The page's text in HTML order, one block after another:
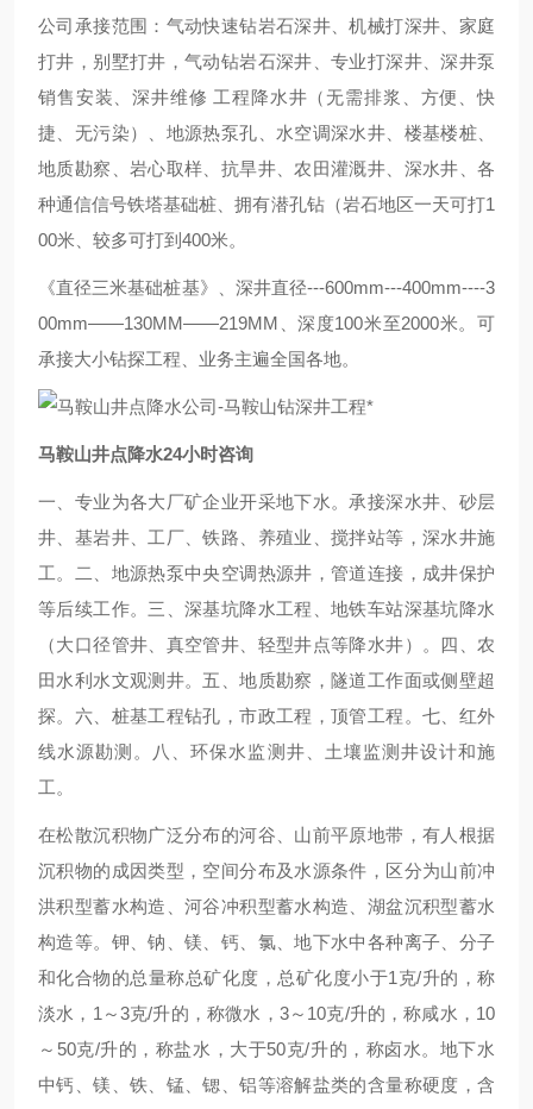
公司承接范围：气动快速钻岩石深井、机械打深井、家庭
打井，别墅打井，气动钻岩石深井、专业打深井、深井泵
销售安装、深井维修 工程降水井（无需排浆、方便、快
捷、无污染）、地源热泵孔、水空调深水井、楼基楼桩、
地质勘察、岩心取样、抗旱井、农田灌溉井、深水井、各
种通信信号铁塔基础桩、拥有潜孔钻（岩石地区一天可打1
00米、较多可打到400米。
《直径三米基础桩基》、深井直径---600mm---400mm----3
00mm——130MM——219MM、深度100米至2000米。可
承接大小钻探工程、业务主遍全国各地。
马鞍山井点降水24小时咨询
一、专业为各大厂矿企业开采地下水。承接深水井、砂层
井、基岩井、工厂、铁路、养殖业、搅拌站等，深水井施
工。二、地源热泵中央空调热源井，管道连接，成井保护
等后续工作。三、深基坑降水工程、地铁车站深基坑降水
（大口径管井、真空管井、轻型井点等降水井）。四、农
田水利水文观测井。五、地质勘察，隧道工作面或侧壁超
探。六、桩基工程钻孔，市政工程，顶管工程。七、红外
线水源勘测。八、环保水监测井、土壤监测井设计和施
工。
在松散沉积物广泛分布的河谷、山前平原地带，有人根据
沉积物的成因类型，空间分布及水源条件，区分为山前冲
洪积型蓄水构造、河谷冲积型蓄水构造、湖盆沉积型蓄水
构造等。钾、钠、镁、钙、氯、地下水中各种离子、分子
和化合物的总量称总矿化度，总矿化度小于1克/升的，称
淡水，1～3克/升的，称微水，3～10克/升的，称咸水，10
～50克/升的，称盐水，大于50克/升的，称卤水。地下水
中钙、镁、铁、锰、锶、铝等溶解盐类的含量称硬度，含